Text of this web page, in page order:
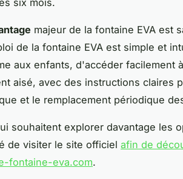
six mois.
majeur de la fontaine EVA est
de la fontaine EVA est simple et
aux enfants, d'accéder facilement
aisé, avec des instructions claires
et le remplacement périodique
souhaitent explorer davantage les
de visiter le site officiel afin de
fontaine-eva.com.